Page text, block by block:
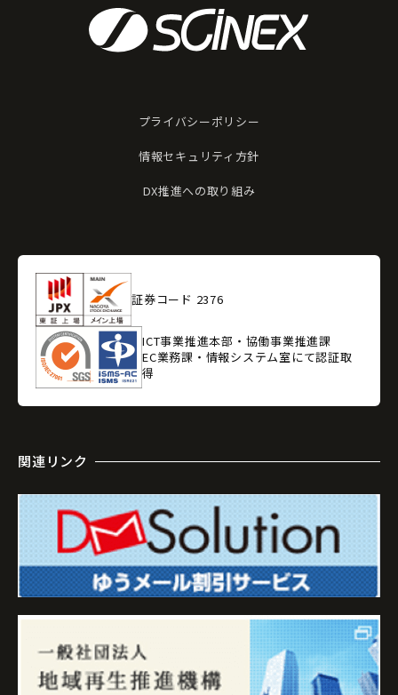
プライバシーポリシー
情報セキュリティ方針
DX推進への取り組み
証券コード 2376
ICT事業推進本部・協働事業推進課
EC業務課・情報システム室にて認証取
得
関連リンク